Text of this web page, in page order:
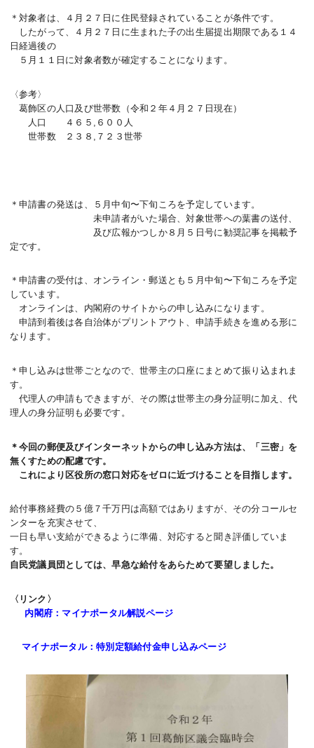
＊対象者は、４月２７日に住民登録されていることが条件です。
したがって、４月２７日に生まれた子の出生届提出期限である１４
日経過後の
５月１１日に対象者数が確定することになります。
〈参考〉
葛飾区の人口及び世帯数（令和２年４月２７日現在）
人口 ４６５,６００人
世帯数 ２３８,７２３世帯
＊申請書の発送は、５月中旬〜下旬ころを予定しています。
未申請者がいた場合、対象世帯への葉書の送付、
及び広報かつしか８月５日号に勧奨記事を掲載予
定です。
＊申請書の受付は、オンライン・郵送とも５月中旬〜下旬ころを予定
しています。
オンラインは、内閣府のサイトからの申し込みになります。
申請到着後は各自治体がプリントアウト、申請手続きを進める形に
なります。
＊申し込みは世帯ごとなので、世帯主の口座にまとめて振り込まれま
す。
代理人の申請もできますが、その際は世帯主の身分証明に加え、代
理人の身分証明も必要です。
＊今回の郵便及びインターネットからの申し込み方法は、「三密」を
無くすための配慮です。
これにより区役所の窓口対応をゼロに近づけることを目指します。
給付事務経費の５億７千万円は高額ではありますが、その分コールセ
ンターを充実させて、
一日も早い支給ができるように準備、対応すると聞き評価していま
す。
自民党議員団としては、早急な給付をあらためて要望しました。
〈リンク〉
内閣府：マイナポータル解説ページ
マイナポータル：特別定額給付金申し込みページ